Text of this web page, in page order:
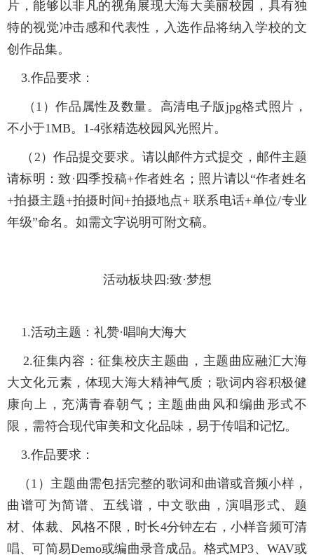
片，能够以非凡的视角展现大海大美丽校园，具有独
特的视觉冲击感和代表性，入选作品将纳入学校的文
创作品集。
3.作品要求：
（1）作品属性及数量。高清电子版jpg格式照片，
不小于1MB。1-4张精选校园风光照片。
（2）作品提交要求。请以邮件方式提交，邮件主题
请标明：致·四季投稿+作者姓名；照片请以“作者姓名
+拍摄主题+拍摄时间+拍摄地点+ 联系电话+单位/专业
年级”命名。如需文字说明可附文稿。
活动板块四:致·梦想
1.活动主题： 礼赞·唱响大海大
2.征集内容：征集校庆主题曲，主题曲应融汇大海
大文化元素，体现大海大精神气质；歌词内容积极健
康向上，充满青春朝气；主题曲曲风和编曲形式不
限，需符合现代审美和文化品味，易于传唱和记忆。
3.作品要求：
（1）主题曲需包括完整的歌词和曲谱或音频小样，
曲谱可为简谱、五线谱，中文歌曲，演唱形式、题
材、体裁、风格不限，时长4分钟左右，小样音频可清
唱、可简易Demo或编曲录音成品。格式MP3、WAV或